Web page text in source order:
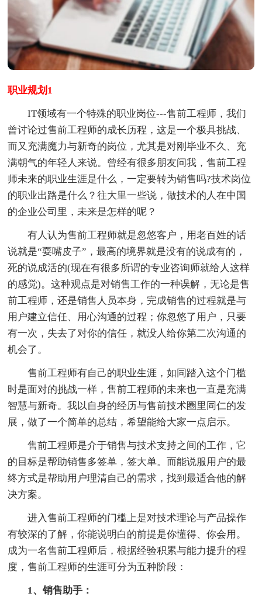
职业规划1
IT领域有一个特殊的职业岗位---售前工程师，我们
曾讨论过售前工程师的成长历程，这是一个极具挑战、
而又充满魔力与新奇的岗位，尤其是对刚毕业不久、充
满朝气的年轻人来说。曾经有很多朋友问我，售前工程
师未来的职业生涯是什么，一定要转为销售吗?技术岗位
的职业出路是什么？往大里一些说，做技术的人在中国
的企业公司里，未来是怎样的呢？
有人认为售前工程师就是忽悠客户，用老百姓的话
说就是“耍嘴皮子”，最高的境界就是没有的说成有的，
死的说成活的(现在有很多所谓的专业咨询师就给人这样
的感觉)。这种观点是对销售工作的一种误解，无论是售
前工程师，还是销售人员本身，完成销售的过程就是与
用户建立信任、用心沟通的过程；你忽悠了用户，只要
有一次，失去了对你的信任，就没人给你第二次沟通的
机会了。
售前工程师有自己的职业生涯，如同踏入这个门槛
时是面对的挑战一样，售前工程师的未来也一直是充满
智慧与新奇。我以自身的经历与售前技术圈里同仁的发
展，做了一个简单的总结，希望能给大家一点启示。
售前工程师是介于销售与技术支持之间的工作，它
的目标是帮助销售多签单，签大单。而能说服用户的最
终方式是帮助用户理清自己的需求，找到最适合他的解
决方案。
进入售前工程师的门槛上是对技术理论与产品操作
有较深的了解，你能说明白的前提是你懂得、你会用。
成为一名售前工程师后，根据经验积累与能力提升的程
度，售前工程师的生涯可分为五种阶段：
1、销售助手：